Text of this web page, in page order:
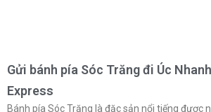
Gửi bánh pía Sóc Trăng đi Úc
Express
Bánh pía Sóc Trăng là đặc sản nổi tiếng được